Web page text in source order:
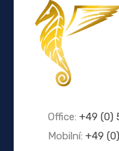
Office: +49 (0)
Mobilní: +49